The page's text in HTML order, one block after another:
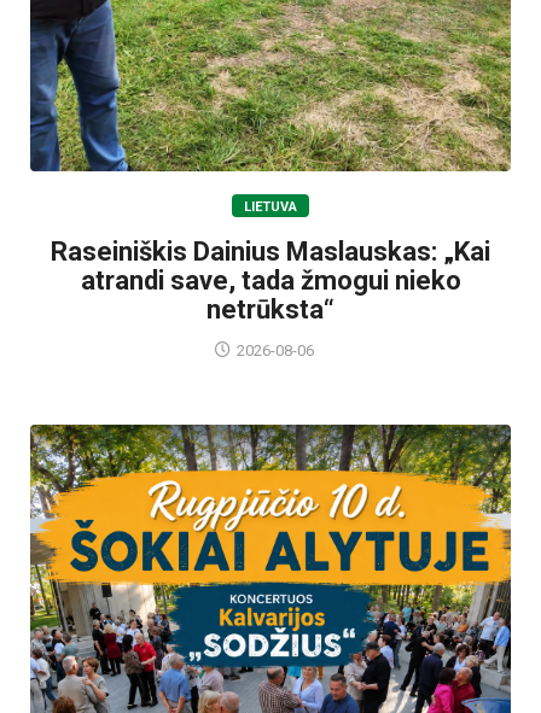
LIETUVA
Raseiniškis Dainius Maslauskas: „Kai
atrandi save, tada žmogui nieko
netrūksta“
2026-08-06